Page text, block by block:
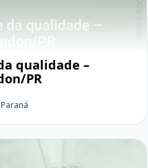
qualidade –
PR
Paraná